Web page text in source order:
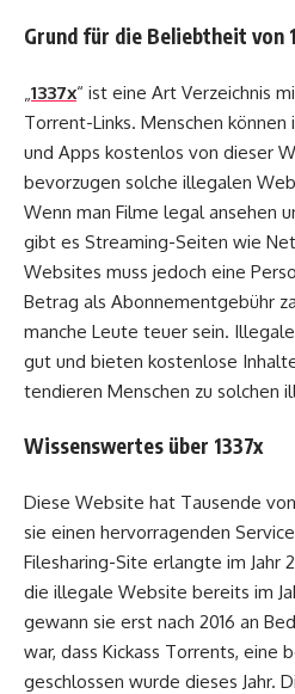
Grund für die Beliebtheit von
1337x“ ist eine Art Verzeichnis
Torrent-Links. Menschen
und Apps kostenlos von dieser
bevorzugen solche illegalen
Wenn man Filme legal ansehen
gibt es Streaming-Seiten wie
Websites muss jedoch eine
Betrag als Abonnementgebühr
manche Leute teuer sein.
gut und bieten kostenlose
tendieren Menschen zu solchen
Wissenswertes über 1337x
Diese Website hat Tausende
sie einen hervorragenden
Filesharing-Site erlangte im Jahr
die illegale Website bereits im
gewann sie erst nach 2016 an
war, dass Kickass Torrents, eine
geschlossen wurde dieses Jahr.